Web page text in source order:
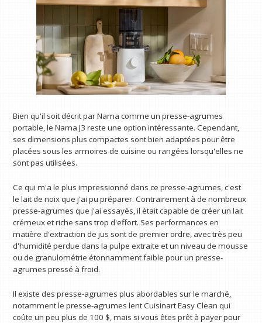
Bien qu'il soit décrit par Nama comme un presse-agrumes
portable, le Nama J3 reste une option intéressante. Cependant,
ses dimensions plus compactes sont bien adaptées pour être
placées sous les armoires de cuisine ou rangées lorsqu'elles ne
sont pas utilisées.
Ce qui m'a le plus impressionné dans ce presse-agrumes, c'est
le lait de noix que j'ai pu préparer. Contrairement à de nombreux
presse-agrumes que j'ai essayés, il était capable de créer un lait
crémeux et riche sans trop d'effort. Ses performances en
matière d'extraction de jus sont de premier ordre, avec très peu
d'humidité perdue dans la pulpe extraite et un niveau de mousse
ou de granulométrie étonnamment faible pour un presse-
agrumes pressé à froid.
Il existe des presse-agrumes plus abordables sur le marché,
notamment le presse-agrumes lent Cuisinart Easy Clean qui
coûte un peu plus de 100 $, mais si vous êtes prêt à payer pour